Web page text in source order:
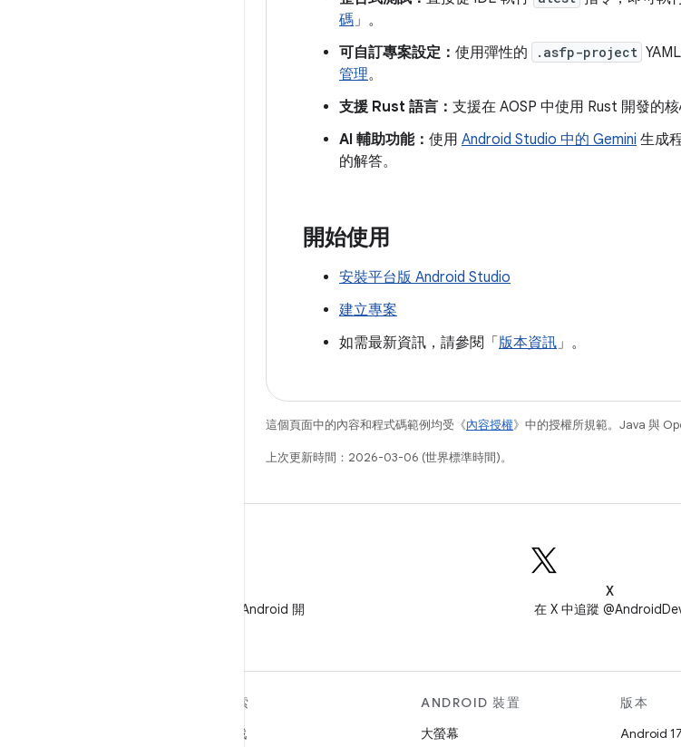
碼」。
可自訂專案設定： 使用彈性的 .asfp-project
管理。
支援 Rust 語言： 支援在 AOSP 中使用 Rust 開發的
AI 輔助功能： 使用 Android Studio 中的 Gemini 生成
的解答。
開始使用
安裝平台版 Android Studio
建立專案
如需最新資訊，請參閱「 版本資訊」。
這個頁面中的內容和程式碼範例均受《內容授權》中的授權所規範。Java 與
上次更新時間：2026-03-06 (世界標準時間)。
在 WeChat 上追蹤 Android 開
X
在 X 中追蹤
探索
遊戲
ANDROID 裝置
大螢幕
版本
Android 17